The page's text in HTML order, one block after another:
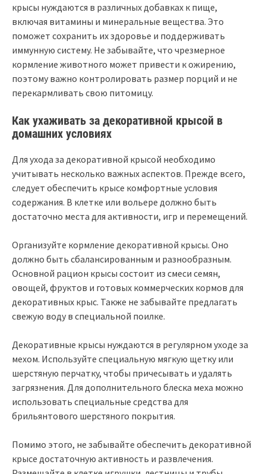
крысы нуждаются в различных добавках к пище,
включая витамины и минеральные вещества. Это
поможет сохранить их здоровье и поддерживать
иммунную систему. Не забывайте, что чрезмерное
кормление животного может привести к ожирению,
поэтому важно контролировать размер порций и не
перекармливать свою питомицу.
Как ухаживать за декоративной крысой в
домашних условиях
Для ухода за декоративной крысой необходимо
учитывать несколько важных аспектов. Прежде всего,
следует обеспечить крысе комфортные условия
содержания. В клетке или вольере должно быть
достаточно места для активности, игр и перемещений.
Организуйте кормление декоративной крысы. Оно
должно быть сбалансированным и разнообразным.
Основной рацион крысы состоит из смеси семян,
овощей, фруктов и готовых коммерческих кормов для
декоративных крыс. Также не забывайте предлагать
свежую воду в специальной поилке.
Декоративные крысы нуждаются в регулярном уходе за
мехом. Используйте специальную мягкую щетку или
шерстяную перчатку, чтобы причесывать и удалять
загрязнения. Для дополнительного блеска меха можно
использовать специальные средства для
брильянтового шерстяного покрытия.
Помимо этого, не забывайте обеспечить декоративной
крысе достаточную активность и развлечения.